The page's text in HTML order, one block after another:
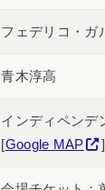
フェデリコ・ガ
青木淳高
インディペンデ
[Google MAP ]